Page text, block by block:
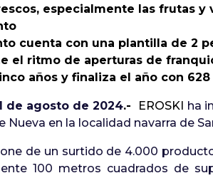
especialmente las frutas
cuenta con una plantilla de 2
el ritmo de aperturas de
años y finaliza el año con
de agosto de 2024.- EROSKI ha
Nueva en la localidad navarra de
de un surtido de 4.000
100 metros cuadrados de